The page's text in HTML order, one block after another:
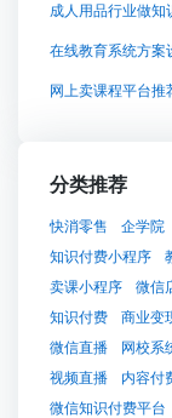
成人用品行业做知
在线教育系统方案
网上卖课程平台推
分类推荐
快消零售 企学院
知识付费小程序
卖课小程序
微信
知识付费
商业变
微信直播
网校系
视频直播
内容付
微信知识付费平台